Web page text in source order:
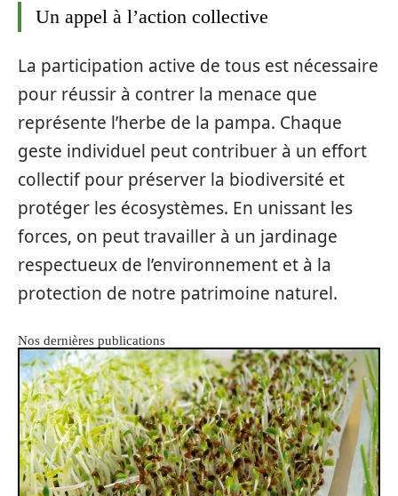
Un appel à l’action collective
La participation active de tous est nécessaire
pour réussir à contrer la menace que
représente l’herbe de la pampa. Chaque
geste individuel peut contribuer à un effort
collectif pour préserver la biodiversité et
protéger les écosystèmes. En unissant les
forces, on peut travailler à un jardinage
respectueux de l’environnement et à la
protection de notre patrimoine naturel.
Nos dernières publications